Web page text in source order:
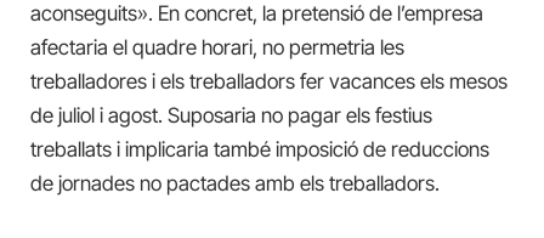
aconseguits». En concret, la pretensió de l’empresa
afectaria el quadre horari, no permetria les
treballadores i els treballadors fer vacances els mesos
de juliol i agost. Suposaria no pagar els festius
treballats i implicaria també imposició de reduccions
de jornades no pactades amb els treballadors.